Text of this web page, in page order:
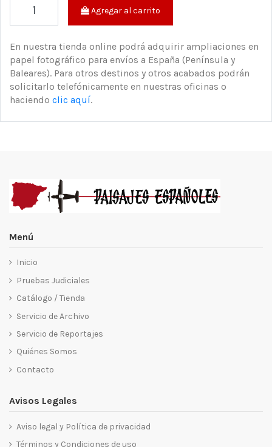
Agregar al carrito
En nuestra tienda online podrá adquirir ampliaciones en
papel fotográfico para envíos a España (Península y
Baleares). Para otros destinos y otros acabados podrán
solicitarlo telefónicamente en nuestras oficinas o
haciendo clic aquí.
Menú
Inicio
Pruebas Judiciales
Catálogo / Tienda
Servicio de Archivo
Servicio de Reportajes
Quiénes Somos
Contacto
Avisos Legales
Aviso legal y Política de privacidad
Términos y Condiciones de uso